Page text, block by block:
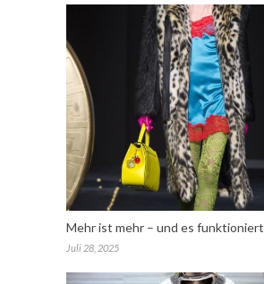
Mehr ist mehr – und es funktioniert
Juli 28, 2025